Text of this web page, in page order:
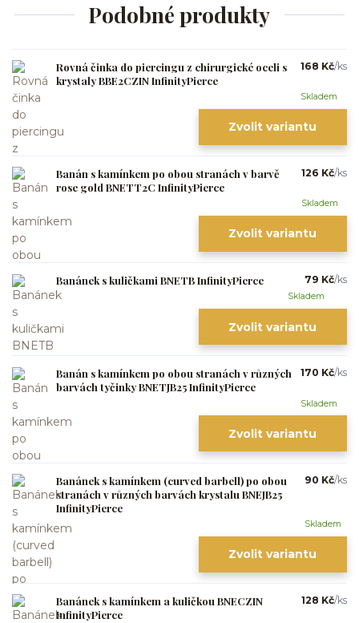
Podobné produkty
Rovná činka do piercingu z chirurgické oceli s
krystaly BBE2CZIN InfinityPierce
168 Kč/ks
Skladem
Zvolit variantu
Banán s kamínkem po obou stranách v barvě
rose gold BNETT2C InfinityPierce
126 Kč/ks
Skladem
Zvolit variantu
Banánek s kuličkami BNETB InfinityPierce 79 Kč/ks
Skladem
Zvolit variantu
Banán s kamínkem po obou stranách v různých
barvách tyčinky BNETJB25 InfinityPierce
170 Kč/ks
Skladem
Zvolit variantu
Banánek s kamínkem (curved barbell) po obou
stranách v různých barvách krystalu BNEJB25
InfinityPierce
90 Kč/ks
Skladem
Zvolit variantu
Banánek s kamínkem a kuličkou BNECZIN
InfinityPierce
128 Kč/ks